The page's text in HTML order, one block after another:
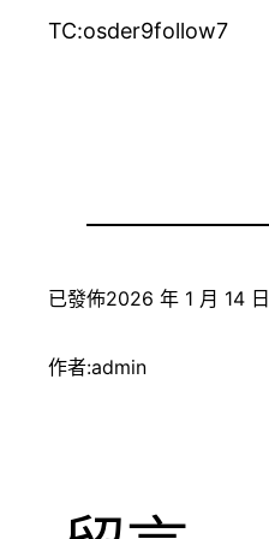
TC:osder9follow7
已發佈2026 年 1 月 14 日
作者:admin